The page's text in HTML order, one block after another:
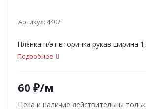
Артикул: 4407
Плёнка п/эт вторичка рукав ширина
Подробнее
60 ₽/м
Цена и наличие действительны